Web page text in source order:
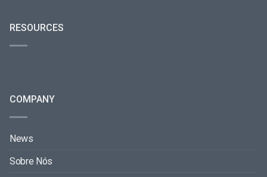
RESOURCES
COMPANY
News
Sobre Nós